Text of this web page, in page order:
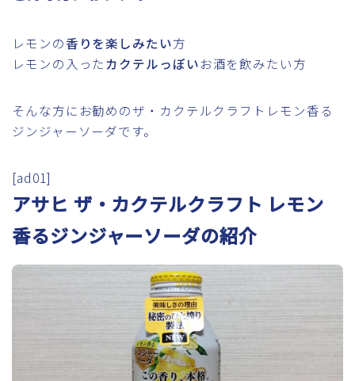
レモンの香りを楽しみたい方
レモンの入った カクテルっぽいお酒を飲みたい方
そんな方にお勧めのザ・カクテルクラフトレモン香る
ジンジャーソーダです。
[ad01]
アサヒ ザ・カクテルクラフト レモン
香るジンジャーソーダの紹介